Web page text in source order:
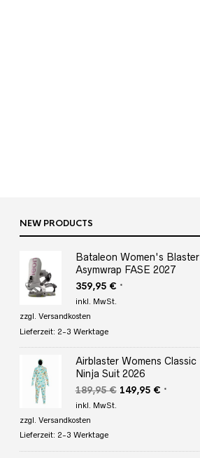
NEW PRODUCTS
Bataleon Women's Blaster
Asymwrap FASE 2027
359,95 € *
inkl. MwSt.
zzgl. Versandkosten
Lieferzeit: 2-3 Werktage
Airblaster Womens Classic
Ninja Suit 2026
189,95€ Ursprünglicher
149,95 €Aktueller
*
inkl. MwSt.
zzgl. Versandkosten
Lieferzeit: 2-3 Werktage